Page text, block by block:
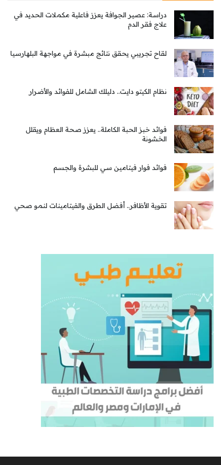
دراسة: عصير الجوافة يعزز فاعلية مكملات الحديد في
علاج فقر الدم
لقاح تجريبي يحقق نتائج مبشرة في مواجهة البلهارسيا
نظام الكيتو دايت.. دليلك الشامل للفوائد والأضرار
فوائد خبز الحبة الكاملة.. يعزز صحة العظام ويقلل
الخشونة
فوائد فوار فيتامين سي للبشرة والجسم
تقوية الأظافر.. أفضل الطرق والفيتامينات لنمو صحي